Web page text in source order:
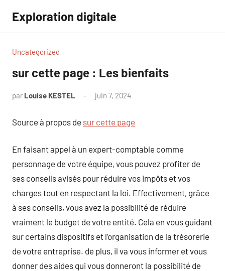
contenu
Exploration digitale
Uncategorized
sur cette page : Les bienfaits
par Louise KESTEL juin 7, 2024
Source à propos de sur cette page
En faisant appel à un expert-comptable comme
personnage de votre équipe, vous pouvez profiter de
ses conseils avisés pour réduire vos impôts et vos
charges tout en respectant la loi. Effectivement, grâce
à ses conseils, vous avez la possibilité de réduire
vraiment le budget de votre entité. Cela en vous guidant
sur certains dispositifs et l’organisation de la trésorerie
de votre entreprise. de plus, il va vous informer et vous
donner des aides qui vous donneront la possibilité de